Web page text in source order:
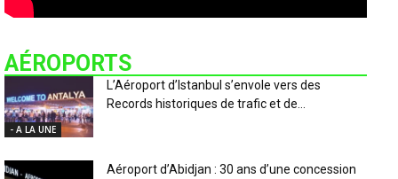
AÉROPORTS
- A LA UNE
L’Aéroport d’Istanbul s’envole vers des
Records historiques de trafic et de...
Aéroport d’Abidjan : 30 ans d’une concession